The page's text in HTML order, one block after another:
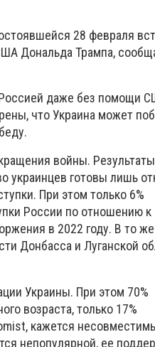
28 февраля
Дональда Трампа,
Россией даже без помощи
что Украина может
войны. Результаты
готовы лишь
При этом только 6%
России по отношению к
в 2022 году. В то
Донбасса и Луганской
Украины. При этом 70%
возраста, только 17%
кажется
непопулярной, ее